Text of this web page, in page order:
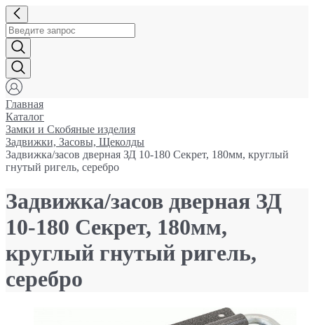
Главная
Каталог
Замки и Cкобяные изделия
Задвижки, Засовы, Щеколды
Задвижка/засов дверная ЗД 10-180 Секрет, 180мм, круглый
гнутый ригель, серебро
Задвижка/засов дверная ЗД
10-180 Секрет, 180мм,
круглый гнутый ригель,
серебро